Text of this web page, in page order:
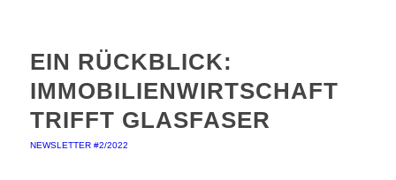
EIN RÜCKBLICK:
IMMOBILIENWIRTSCHAFT
TRIFFT GLASFASER
NEWSLETTER #2/2022